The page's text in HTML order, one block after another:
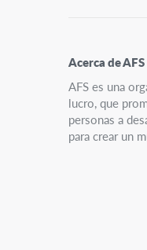
Acerca de AFS
AFS es una
lucro, que
personas a
para crear un